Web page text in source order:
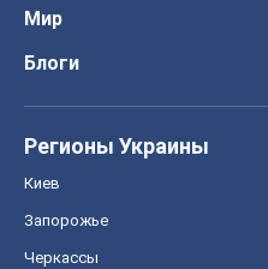
Мир
Блоги
Регионы Украины
Киев
Запорожье
Черкассы